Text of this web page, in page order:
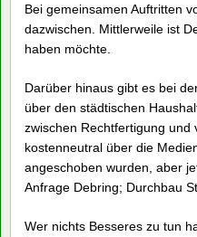
Bei gemeinsamen Auftritten
dazwischen. Mittlerweile ist
haben möchte.
Darüber hinaus gibt es bei
über den städtischen
zwischen Rechtfertigung
kostenneutral über die
angeschoben wurden, aber
Anfrage Debring; Durchbau
Wer nichts Besseres zu tun